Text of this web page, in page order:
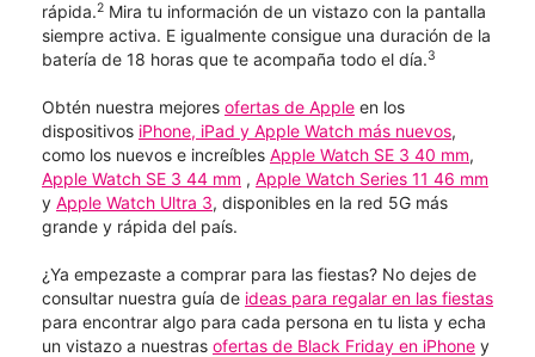
rápida.2 Mira tu información de un vistazo con la pantalla
siempre activa. E igualmente consigue una duración de la
batería de 18 horas que te acompaña todo el día.3
Obtén nuestra mejores ofertas de Apple en los
dispositivos iPhone, iPad y Apple Watch más nuevos,
como los nuevos e increíbles Apple Watch SE 3 40 mm,
Apple Watch SE 3 44 mm , Apple Watch Series 11 46 mm
y Apple Watch Ultra 3, disponibles en la red 5G más
grande y rápida del país.
¿Ya empezaste a comprar para las fiestas? No dejes de
consultar nuestra guía de ideas para regalar en las fiestas
para encontrar algo para cada persona en tu lista y echa
un vistazo a nuestras ofertas de Black Friday en iPhone y